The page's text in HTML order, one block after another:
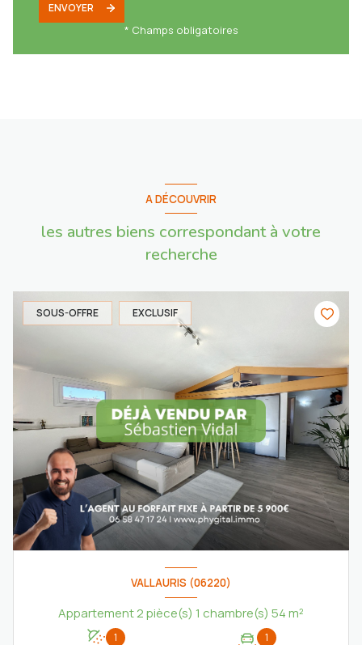
ENVOYER
* Champs obligatoires
A DÉCOUVRIR
les autres biens correspondant à votre
recherche
SOUS-OFFRE EXCLUSIF
VALLAURIS (06220)
Appartement 2 pièce(s) 1 chambre(s) 54 m²
1 1